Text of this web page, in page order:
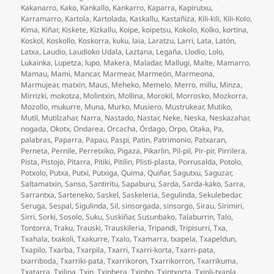
Kakanarro, Kako, Kankallo, Kankarro, Kaparra, Kapirutxu,
Karramarro, Kartola, Kartolada, Kaskallu, Kastañiza, Kili-kili, Kili-Kolo,
Kima, Kiñar, Kiskete, Kizkallu, Koipe, koipetsu, Kokolo, Kolko, kortina,
Koskol, Koskollo, Koskorra, kuku, laia, Laratzu, Larri, Lata, Latón,
Latxa, Laudio, Laudioko Udala, Laztana, Legaña, Llodio, Lolo,
Lukainka, Lupetza, lupo, Makera, Maladar, Mallugi, Malte, Mamarro,
Mamau, Mami, Mancar, Marmear, Marmeón, Marmeona,
Marmujear, matxin, Maus, Meheko, Memelo, Merro, millu, Minza,
Mirrizki, mokotza, Molintxin, Mollina, Morokil, Morrosko, Mozkorra,
Mozollo, mukurre, Muna, Murko, Musiero, Mustrukear, Mutiko,
Mutil, Mutilzahar, Narra, Nastado, Nastar, Neke, Neska, Neskazahar,
nogada,Okotx,Ondarea,Orcacha,Órdago,Orpo,Otaka, Pa,
palabras, Paparra, Papau, Paspi, Patin, Patrimonio, Patxaran,
Perneta, Pernile, Perretxiko, Pigaza, Pikarlin, Pil-pil, Pir-pir, Pirrilera,
Pista, Pistojo, Pitarra, Pitiki, Pitilin, Plisti-plasta, Porrusalda, Potolo,
Potxolo, Putxa, Putxi, Putxiga,Quima,Quiñar,Sagutxu,Saguzar,
Saltamatxin,Sanso,Santiritu,Sapaburu,Sarda,Sarda-kako,Sarra,
Sarrantxa,Sarteneko,Saskel,Saskeleria,Segulinda,Sekulebedar,
Seruga,Sespal,Sigulinda,Sil,sinsorgada,sinsorgo,Sirau,Sirimiri,
Sirri,Sorki,Sosolo,Suku,Suskiñar,Susunbako,Talaburrin,Talo,
Tontorra,Traku,Trauski,Trauskileria,Tripandi,Tripisurri,Txa,
Txahala,txakoli,Txakurre,Txalo,Txamarra,txapela,Txapeldun,
Txapilo,Txarba,Txarpila,Txarri,Txarri-korta,Txarri-pata,
txarriboda,Txarriki-pata,Txarrikoron,Txarrikorron,Txarrikuma,
Txatarra,Txilina,Txin,Txinbera,Txinbo,Txintxorta,Txipli-txapla,